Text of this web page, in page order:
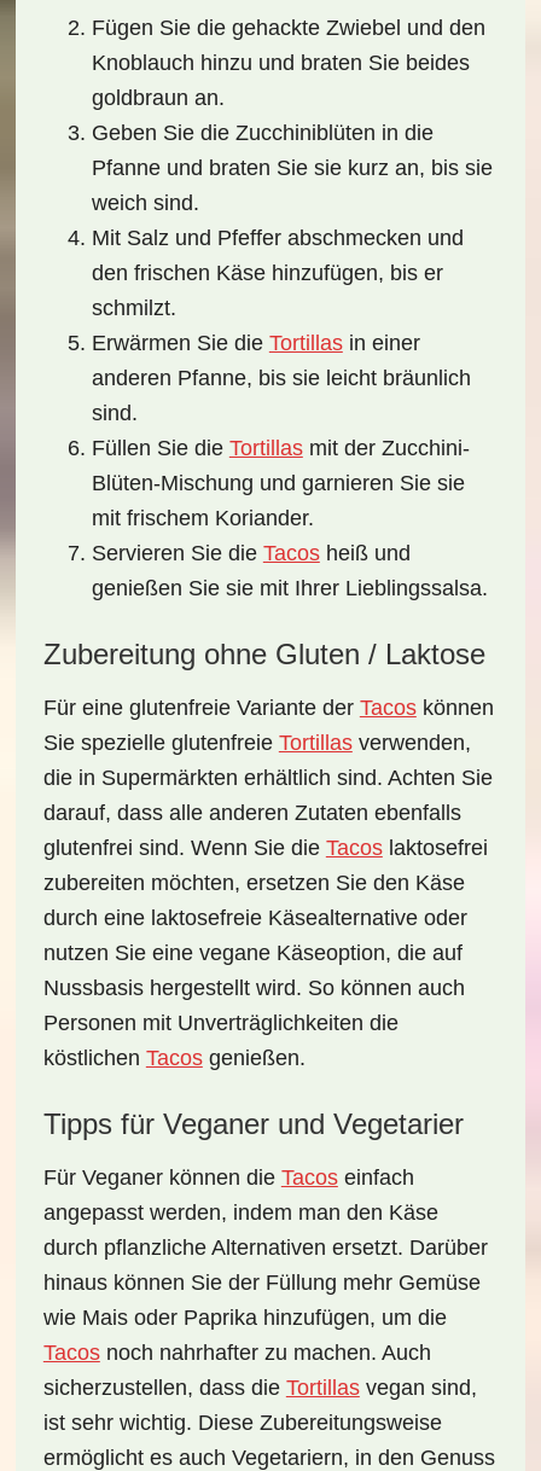
Fügen Sie die gehackte Zwiebel und den
Knoblauch hinzu und braten Sie beides
goldbraun an.
Geben Sie die Zucchiniblüten in die
Pfanne und braten Sie sie kurz an, bis sie
weich sind.
Mit Salz und Pfeffer abschmecken und
den frischen Käse hinzufügen, bis er
schmilzt.
Erwärmen Sie die Tortillasin einer
anderen Pfanne, bis sie leicht bräunlich
sind.
Füllen Sie die Tortillasmit der Zucchini-
Blüten-Mischung und garnieren Sie sie
mit frischem Koriander.
Servieren Sie die Tacosheiß und
genießen Sie sie mit Ihrer Lieblingssalsa.
Zubereitung ohne Gluten / Laktose
Für eine glutenfreieVariante der Tacoskönnen
Sie spezielle glutenfreie Tortillasverwenden,
die in Supermärkten erhältlich sind. Achten Sie
darauf, dass alle anderen Zutaten ebenfalls
glutenfrei sind. Wenn Sie die Tacos laktosefrei
zubereiten möchten, ersetzen Sie den Käse
durch eine laktosefreie Käsealternative oder
nutzen Sie eine vegane Käseoption, die auf
Nussbasis hergestellt wird. So können auch
Personen mit Unverträglichkeiten die
köstlichen Tacosgenießen.
Tipps für Veganer und Vegetarier
Für Veganerkönnen die Tacoseinfach
angepasst werden, indem man den Käse
durch pflanzliche Alternativen ersetzt. Darüber
hinaus können Sie der Füllung mehr Gemüse
wie Mais oder Paprika hinzufügen, um die
Tacosnoch nahrhafter zu machen. Auch
sicherzustellen, dass die Tortillasvegan sind,
ist sehr wichtig. Diese Zubereitungsweise
ermöglicht es auch Vegetariern, in den Genuss